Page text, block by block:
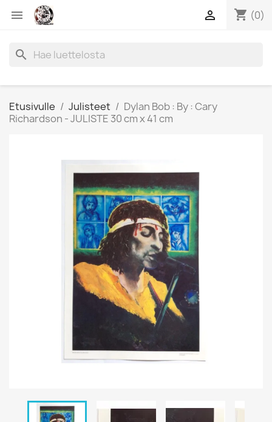
 shopping_cart (0)

search
Etusivulle Julisteet
Dylan Bob : By : Cary
Richardson - JULISTE 30 cm x 41 cm